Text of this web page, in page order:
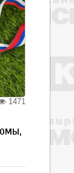
1471